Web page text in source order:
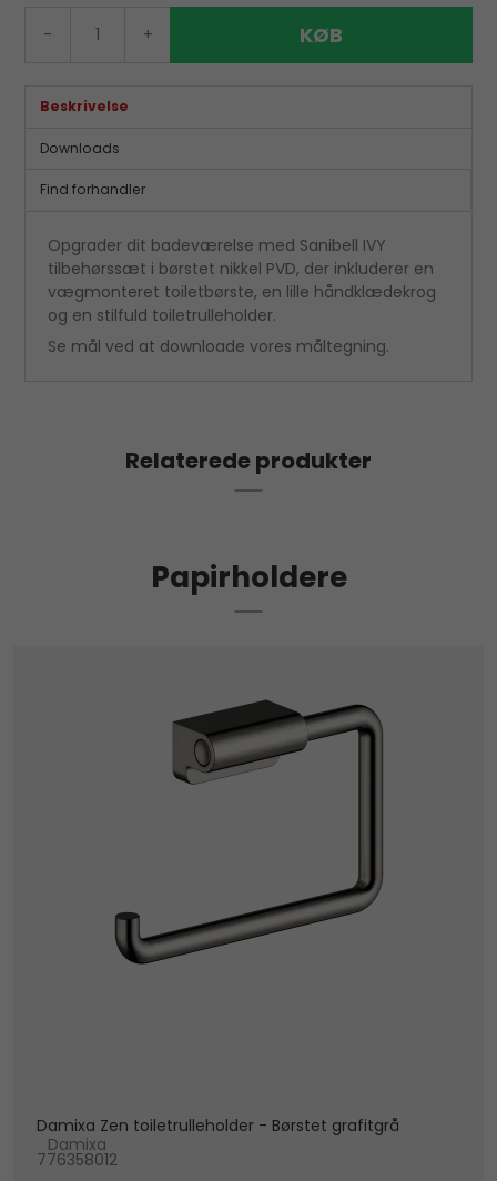
- + KØB
Beskrivelse
Downloads
Find forhandler
Opgrader dit badeværelse med Sanibell IVY
tilbehørssæt i børstet nikkel PVD, der inkluderer en
vægmonteret toiletbørste, en lille håndklædekrog
og en stilfuld toiletrulleholder.
Se mål ved at downloade vores måltegning.
Relaterede produkter
Papirholdere
Damixa Zen toiletrulleholder - Børstet grafitgrå
Damixa
776358012